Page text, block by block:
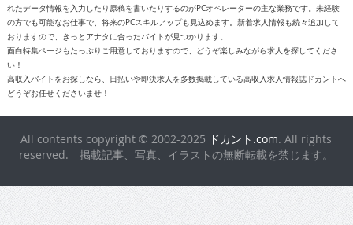
れたデータ情報を入力したり原稿を書いたりするのがPCオペレーターの主な業務です。未経験
の方でも可能なお仕事で、将来のPCスキルアップも見込めます。新着求人情報も続々追加して
おりますので、きっとアナタに合ったバイトが見つかります。
面白特集ページもたっぷりご用意しておりますので、どうぞ楽しみながら求人を探してくださ
い！
高収入バイトをお探しなら、日払いや即決求人を多数掲載している高収入求人情報誌ドカントへ
どうぞお任せくださいませ！
All contents copyright © 2002-2025 ドカント.com. All rights
reserved. 掲載記事、写真、イラストの無断転載を禁じます。